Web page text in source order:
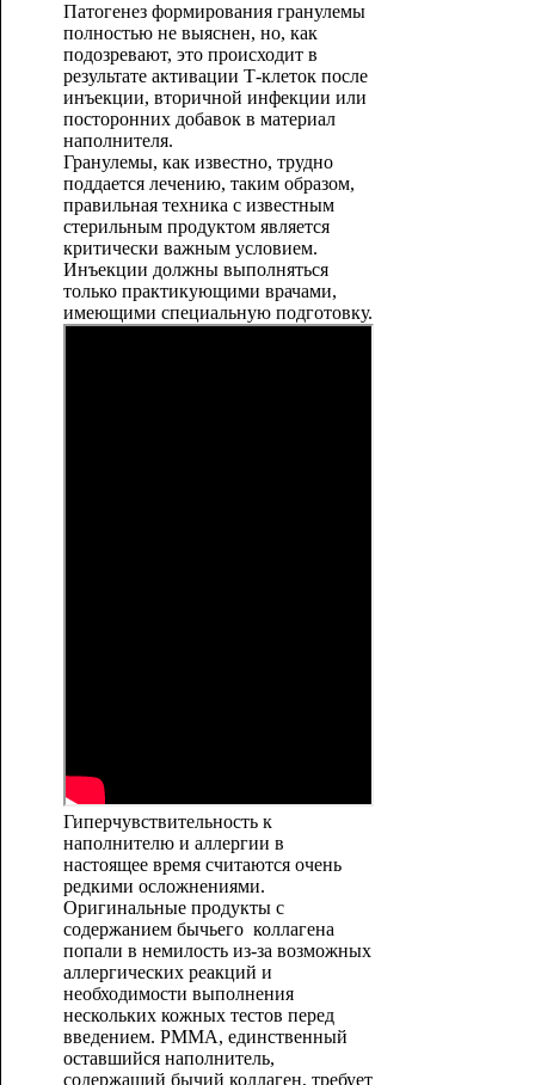
Патогенез формирования гранулемы
полностью не выяснен, но, как
подозревают, это происходит в
результате активации Т-клеток после
инъекции, вторичной инфекции или
посторонних добавок в материал
наполнителя.
Гранулемы, как известно, трудно
поддается лечению, таким образом,
правильная техника с известным
стерильным продуктом является
критически важным условием.
Инъекции должны выполняться
только практикующими врачами,
имеющими специальную подготовку.
Гиперчувствительность к
наполнителю и аллергии в
настоящее время считаются очень
редкими осложнениями.
Оригинальные продукты с
содержанием бычьего коллагена
попали в немилость из-за возможных
аллергических реакций и
необходимости выполнения
нескольких кожных тестов перед
введением. РММА, единственный
оставшийся наполнитель,
содержащий бычий коллаген, требует